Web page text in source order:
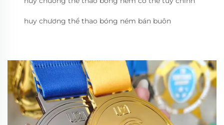
huy chương thể thao bóng ném bán buôn